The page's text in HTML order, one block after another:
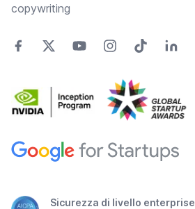
copywriting
Sicurezza di livello enterprise